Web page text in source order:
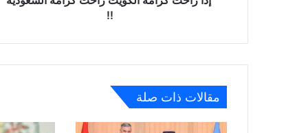
!!
مقالات ذات صلة